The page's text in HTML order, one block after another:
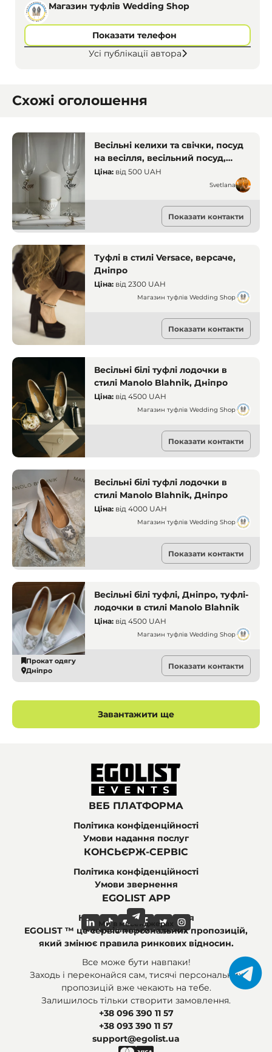
Магазин туфлів Wedding Shop
Показати телефон
Усі публікації автора
Схожі оголошення
Весільні келихи та свічки, посуд
на весілля, весільний посуд,
весільний декор, Кривий Ріг
Ціна: від 500 UAH
Svetlana
Прокат одягу
Кривий Ріг
Показати контакти
Туфлі в стилі Versace, версаче,
Дніпро
Ціна: від 2300 UAH
Магазин туфлів Wedding Shop
Прокат одягу
Дніпро
Показати контакти
Весільні білі туфлі лодочки в
стилі Manolo Blahnik, Дніпро
Ціна: від 4500 UAH
Магазин туфлів Wedding Shop
Прокат одягу
Дніпро
Показати контакти
Весільні білі туфлі лодочки в
стилі Manolo Blahnik, Дніпро
Ціна: від 4000 UAH
Магазин туфлів Wedding Shop
Прокат одягу
Дніпро
Показати контакти
Весільні білі туфлі, Дніпро, туфлі-
лодочки в стилі Manolo Blahnik
Ціна: від 4500 UAH
Магазин туфлів Wedding Shop
Прокат одягу
Дніпро
Показати контакти
Завантажити ще
ВЕБ ПЛАТФОРМА
Політика конфіденційності
Умови надання послуг
КОНСЬЄРЖ-СЕРВІС
Політика конфіденційності
Умови звернення
EGOLIST APP
Найпоширеніші питання
Ми в соціальних мережах
Ми в месенджерах
EGOLIST ™ це сервіс персональних пропозицій,
який змінює правила ринкових відносин.
Все може бути навпаки!
Заходь і переконайся сам, тисячі персональних
пропозицій вже чекають на тебе.
Залишилось тільки створити замовлення.
+38 096 390 11 57
+38 093 390 11 57
support@egolist.ua